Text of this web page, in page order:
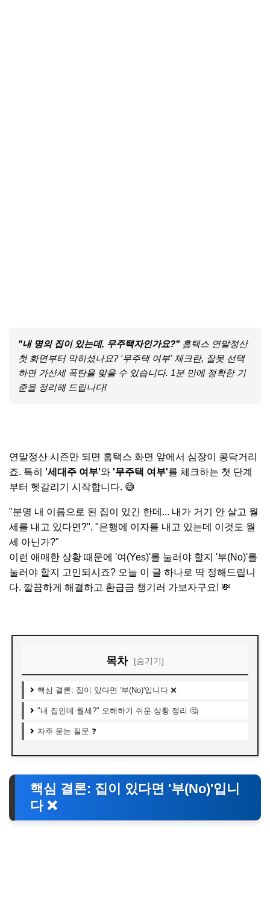
"내 명의 집이 있는데, 무주택자인가요?"홈택스 연말정산
첫 화면부터 막히셨나요? '무주택 여부' 체크란, 잘못 선택
하면 가산세 폭탄을 맞을 수 있습니다. 1분 만에 정확한 기
준을 정리해 드립니다!
연말정산 시즌만 되면 홈택스 화면 앞에서 심장이 콩닥거리
죠. 특히 '세대주 여부'와 '무주택 여부'를 체크하는 첫 단계
부터 헷갈리기 시작합니다. 😅
"분명 내 이름으로 된 집이 있긴 한데... 내가 거기 안 살고 월
세를 내고 있다면?", "은행에 이자를 내고 있는데 이것도 월
세 아닌가?"
이런 애매한 상황 때문에 '여(Yes)'를 눌러야 할지 '부(No)'를
눌러야 할지 고민되시죠? 오늘 이 글 하나로 딱 정해드립니
다. 깔끔하게 해결하고 환급금 챙기러 가보자구요! 💸
목차 [숨기기]
핵심 결론: 집이 있다면 '부(No)'입니다 ❌
"내 집인데 월세?" 오해하기 쉬운 상황 정리 🤔
자주 묻는 질문 ❓
핵심 결론: 집이 있다면 '부(No)'입니
다 ❌